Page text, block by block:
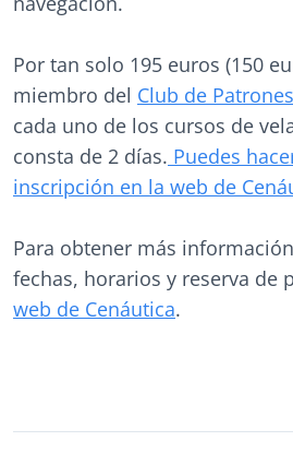
Por tan solo 195 euros (150
miembro del Club de Patrones
cada uno de los cursos de
consta de 2 días. Puedes
inscripción en la web de
Para obtener más
fechas, horarios y reserva de
web de Cenáutica.